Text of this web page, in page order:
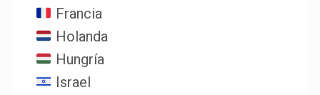
Francia
Holanda
Hungría
Israel